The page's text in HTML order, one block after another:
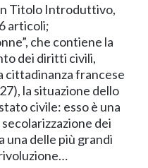
Titolo Introduttivo,
articoli;
che contiene la
dei diritti civili,
cittadinanza francese
la situazione dello
civile: esso è una
dei
una delle più grandi